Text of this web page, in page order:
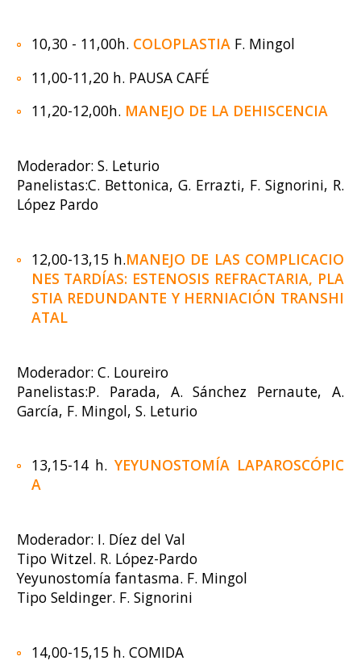
10,30 - 11,00h. COLOPLASTIAF. Mingol
11,00-11,20 h. PAUSA CAFÉ
11,20-12,00h. MANEJO DE LA DEHISCENCIA
Moderador: S. Leturio
Panelistas:C. Bettonica, G. Errazti, F. Signorini, R.
López Pardo
12,00-13,15 h.MANEJO DE LAS COMPLICACIO
NES TARDÍAS: ESTENOSIS REFRACTARIA, PLA
STIA REDUNDANTE Y HERNIACIÓN TRANSHI
ATAL
Moderador: C. Loureiro
Panelistas:P. Parada, A. Sánchez Pernaute, A.
García, F. Mingol, S. Leturio
13,15-14 h.YEYUNOSTOMÍA LAPAROSCÓPIC
A
Moderador: I. Díez del Val
Tipo Witzel. R. López-Pardo
Yeyunostomía fantasma. F. Mingol
Tipo Seldinger. F. Signorini
14,00-15,15 h. COMIDA